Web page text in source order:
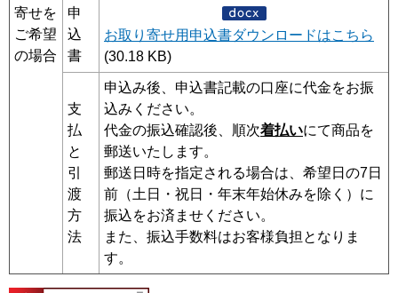
寄せを
ご希望
の場合
申
込
書
お取り寄せ用申込書ダウンロードはこちら
(30.18 KB)
支
払
と
引
渡
方
法
申込み後、申込書記載の口座に代金をお振
込みください。
代金の振込確認後、順次着払いにて商品を
郵送いたします。
郵送日時を指定される場合は、希望日の7日
前（土日・祝日・年末年始休みを除く）に
振込をお済ませください。
また、振込手数料はお客様負担となりま
す。